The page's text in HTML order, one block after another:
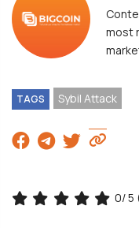
most
TAGS Sybil Attack
0/ 5